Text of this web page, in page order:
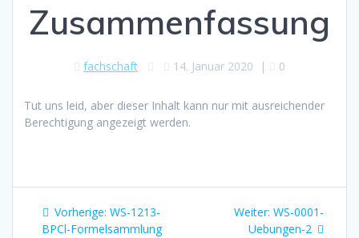
Zusammenfassung
fachschaft 14. Januar 2020 | 0
Tut uns leid, aber dieser Inhalt kann nur mit ausreichender
Berechtigung angezeigt werden.
Beitragsnavigation
Vorherige: Vorheriger
Beitrag:
WS-1213-
BPCl-Formelsammlung
Weiter: Nächster
Beitrag:
WS-0001-
Uebungen-2